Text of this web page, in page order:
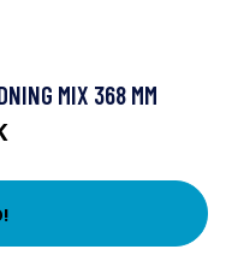
MIX 368 MM